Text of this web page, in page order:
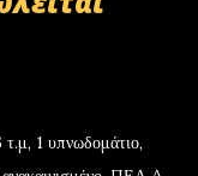
1 υπνωδομάτιο,